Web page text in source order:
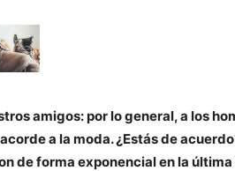
amigos: por lo general, a los
a la moda. ¿Estás de
de forma exponencial en la